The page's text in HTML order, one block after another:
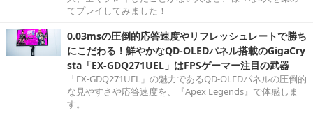
てプレイしてみました！
0.03msの圧倒的応答速度やリフレッシュレートで勝ち
にこだわる！鮮やかなQD-OLEDパネル搭載のGigaCry
sta「EX-GDQ271UEL」はFPSゲーマー注目の武器
「EX-GDQ271UEL」の魅力であるQD-OLEDパネルの圧倒的
な見やすさや応答速度を、『Apex Legends』で体感しま
す。